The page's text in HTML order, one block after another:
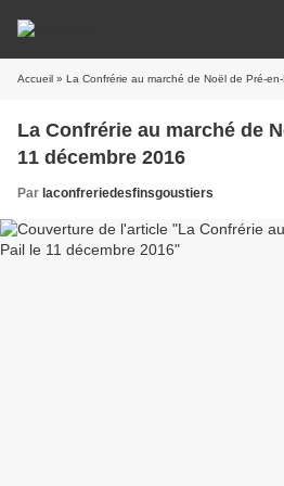
Accueil » La Confrérie au marché de Noël de Pré-
La Confrérie au marché de
11 décembre 2016
Par laconfreriedesfinsgoustiers